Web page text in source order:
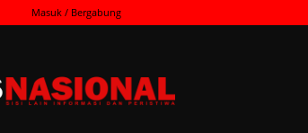
Masuk / Bergabung
Nasional